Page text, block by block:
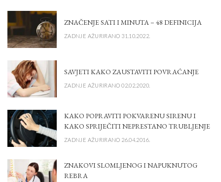
ZNAČENJE SATI I MINUTA – 48 DEFINICIJA
ZADNJE AŽURIRANO 31.10.2022.
SAVJETI KAKO ZAUSTAVITI POVRAĆANJE
ZADNJE AŽURIRANO 02.02.2020.
KAKO POPRAVITI POKVARENU SIRENU I
KAKO SPRIJEČITI NEPRESTANO TRUBLJENJE
ZADNJE AŽURIRANO 26.04.2016.
ZNAKOVI SLOMLJENOG I NAPUKNUTOG
REBRA